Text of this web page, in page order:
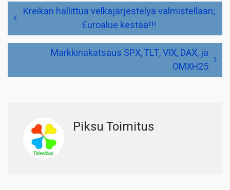
Artikkelien
selausKreikan hallittua velkajärjestelyä valmistellaan;
Euroalue kestää!!!
Markkinakatsaus SPX, TLT, VIX, DAX, ja
OMXH25
Piksu Toimitus